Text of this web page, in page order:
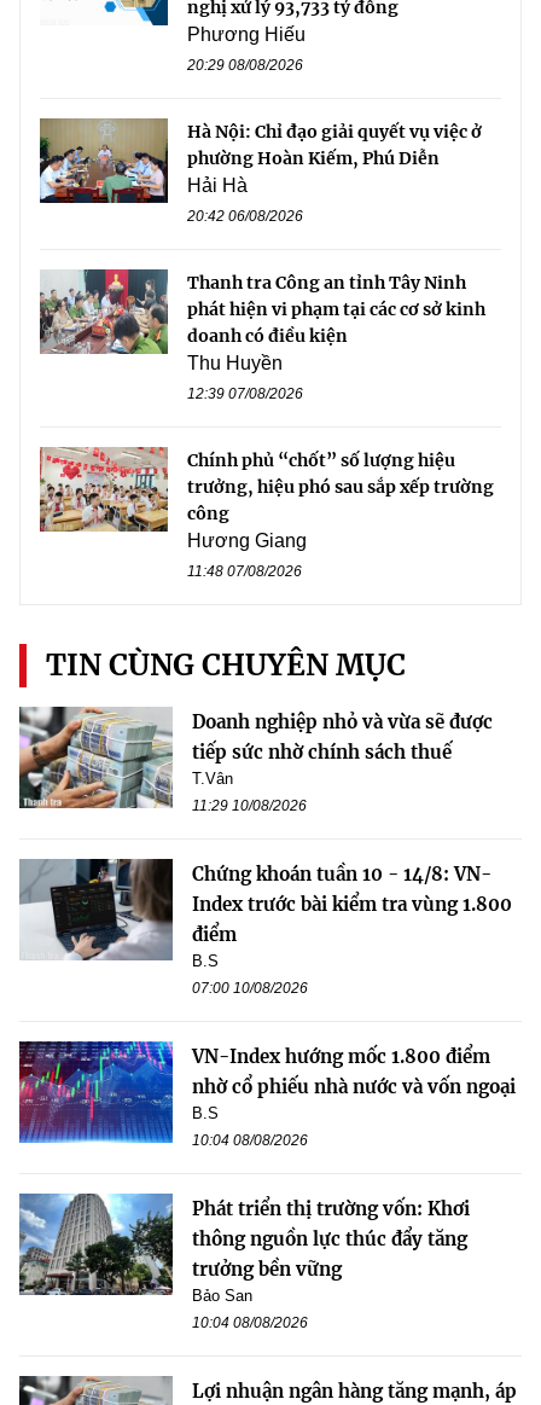
nghị xử lý 93,733 tỷ đồng
Phương Hiếu
20:29 08/08/2026
Hà Nội: Chỉ đạo giải quyết vụ việc ở
phường Hoàn Kiếm, Phú Diễn
Hải Hà
20:42 06/08/2026
Thanh tra Công an tỉnh Tây Ninh
phát hiện vi phạm tại các cơ sở kinh
doanh có điều kiện
Thu Huyền
12:39 07/08/2026
Chính phủ “chốt” số lượng hiệu
trưởng, hiệu phó sau sắp xếp trường
công
Hương Giang
11:48 07/08/2026
TIN CÙNG CHUYÊN MỤC
Doanh nghiệp nhỏ và vừa sẽ được
tiếp sức nhờ chính sách thuế
T.Vân
11:29 10/08/2026
Chứng khoán tuần 10 - 14/8: VN-
Index trước bài kiểm tra vùng 1.800
điểm
B.S
07:00 10/08/2026
VN-Index hướng mốc 1.800 điểm
nhờ cổ phiếu nhà nước và vốn ngoại
B.S
10:04 08/08/2026
Phát triển thị trường vốn: Khơi
thông nguồn lực thúc đẩy tăng
trưởng bền vững
Bảo San
10:04 08/08/2026
Lợi nhuận ngân hàng tăng mạnh, áp